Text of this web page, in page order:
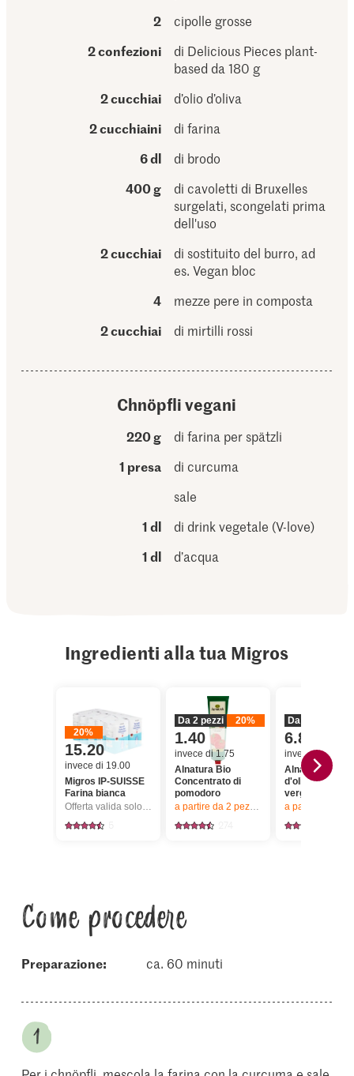
2
cipolle grosse
2 confezioni
di Delicious Pieces plant-
based da 180 g
2 cucchiai
d’olio d’oliva
2 cucchiaini
di farina
6 dl
di brodo
400 g
di cavoletti di Bruxelles
surgelati, scongelati prima
dell'uso
2 cucchiai
di sostituito del burro, ad
es. Vegan bloc
4
mezze pere in composta
2 cucchiai
di mirtilli rossi
Chnöpfli vegani
220 g
di farina per spätzli
1 presa
di curcuma
sale
1 dl
di drink vegetale (V-love)
1 dl
d’acqua
Ingredienti alla tua Migros
20%
15.20
invece di 19.00
Migros IP-SUISSE
Farina bianca
Offerta valida solo dal 6.8 al 12.8.2026, fino a esaurimento dello stock.
Da 2 pezzi 20%
1.40
invece di 1.75
Alnatura Bio
Concentrato di
pomodoro
a partire da 2 pezzi, Offerta valida solo
Da 2 pezzi
6.80
invece di 8.50
Alnatura Bio
d'oliva extra
vergine
a partire da 2
Come procedere
Preparazione: ca. 60 minuti